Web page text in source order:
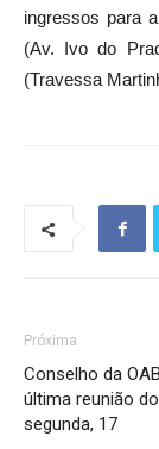
ingressos para
(Av. Ivo do
(Travessa
Próxima
Conselho da
última reunião
segunda, 17